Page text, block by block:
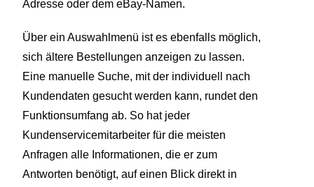
Adresse oder dem eBay-Namen.
Über ein Auswahlmenü ist es ebenfalls möglich,
sich ältere Bestellungen anzeigen zu lassen.
Eine manuelle Suche, mit der individuell nach
Kundendaten gesucht werden kann, rundet den
Funktionsumfang ab. So hat jeder
Kundenservicemitarbeiter für die meisten
Anfragen alle Informationen, die er zum
Antworten benötigt, auf einen Blick direkt in